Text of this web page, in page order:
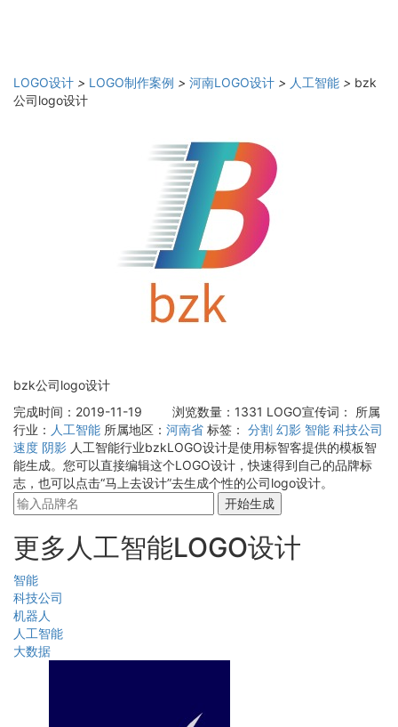
LOGO设计 > LOGO制作案例 > 河南LOGO设计 > 人工智能 > bzk
公司logo设计
bzk公司logo设计
完成时间：2019-11-19
浏览数量：1331 LOGO宣传词：
所属
行业： 人工智能 所属地区： 河南省 标签： 分割 幻影 智能 科技公司
速度 阴影 人工智能行业bzkLOGO设计是使用标智客提供的模板智
能生成。您可以直接编辑这个LOGO设计，快速得到自己的品牌标
志，也可以点击“马上去设计”去生成个性的公司logo设计。
开始生成
更多人工智能LOGO设计
智能
科技公司
机器人
人工智能
大数据